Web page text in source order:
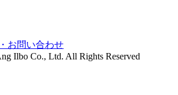
お問い合わせ
Ilbo Co., Ltd. All Rights Reserved